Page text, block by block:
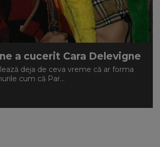
a cucerit Cara Delevigne
deja de ceva vreme că ar forma
cum că Par...